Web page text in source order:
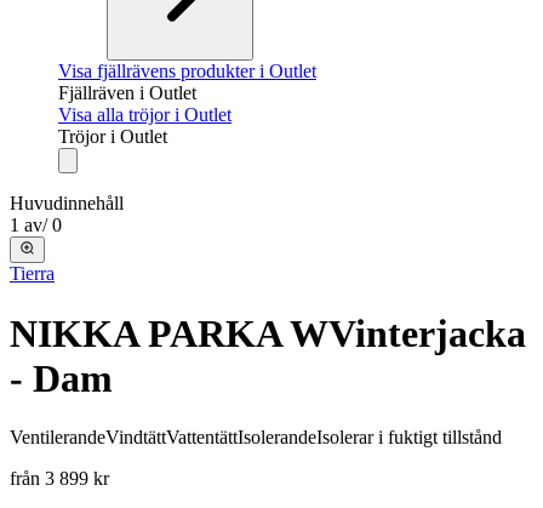
Visa fjällrävens produkter i Outlet
Fjällräven i Outlet
Visa alla tröjor i Outlet
Tröjor i Outlet
Huvudinnehåll
1 av/ 0
Tierra
NIKKA PARKA WVinterjacka
- Dam
VentilerandeVindtättVattentättIsolerandeIsolerar i fuktigt tillstånd
från 3 899 kr